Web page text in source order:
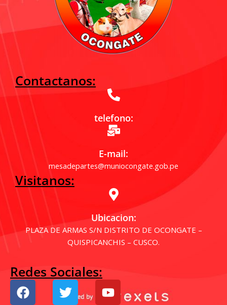
Contactanos:
telefono:
E-mail:
mesadepartes@muniocongate.gob.pe
Visitanos:
Ubicacion:
PLAZA DE ARMAS S/N DISTRITO DE OCONGATE –
QUISPICANCHIS – CUSCO.
Redes Sociales:
F
a
T
w
Y
o